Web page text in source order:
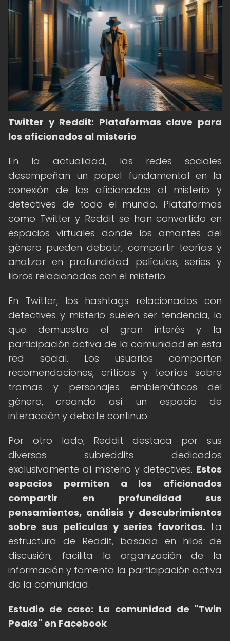
Twitter y Reddit: Plataformas clave para
los aficionados al misterio
En la actualidad, las redes sociales
desempeñan un papel fundamental en la
conexión de los aficionados al misterio y
detectives de todo el mundo. Plataformas
como Twitter y Reddit se han convertido en
espacios virtuales donde los amantes del
género pueden debatir, compartir teorías y
analizar en profundidad películas, series y
libros relacionados con el misterio.
En Twitter, los hashtags relacionados con
detectives y misterio suelen ser tendencia, lo
que demuestra el gran interés y la
participación activa de la comunidad en esta
red social. Los usuarios comparten
recomendaciones, críticas y teorías sobre
tramas y personajes emblemáticos del
género, creando así un espacio de
interacción y debate continuo.
Por otro lado, Reddit destaca por sus
diversos subreddits dedicados
exclusivamente al misterio y detectives. Estos
espacios permiten a los aficionados
compartir en profundidad sus
pensamientos, análisis y descubrimientos
sobre sus películas y series favoritas. La
estructura de Reddit, basada en hilos de
discusión, facilita la organización de la
información y fomenta la participación activa
de la comunidad.
Estudio de caso: La comunidad de "Twin
Peaks" en Facebook